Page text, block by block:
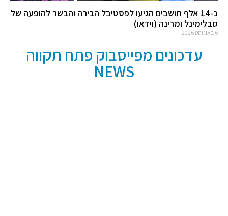
כ-14 אלף תושבים הגיעו לפסטיבל הבירה והבשר להופעה של
סבלימינל ומרינה (וידאו)
6 באוגוסט 2026
עדכונים מפייסבוק פתח תקווה
NEWS